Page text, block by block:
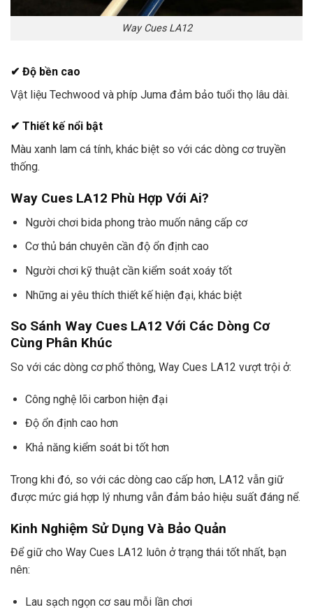
Way Cues LA12
✔ Độ bền cao
Vật liệu Techwood và phíp Juma đảm bảo tuổi thọ lâu dài.
✔ Thiết kế nổi bật
Màu xanh lam cá tính, khác biệt so với các dòng cơ truyền
thống.
Way Cues LA12 Phù Hợp Với Ai?
Người chơi bida phong trào muốn nâng cấp cơ
Cơ thủ bán chuyên cần độ ổn định cao
Người chơi kỹ thuật cần kiểm soát xoáy tốt
Những ai yêu thích thiết kế hiện đại, khác biệt
So Sánh Way Cues LA12 Với Các Dòng Cơ
Cùng Phân Khúc
So với các dòng cơ phổ thông, Way Cues LA12 vượt trội ở:
Công nghệ lõi carbon hiện đại
Độ ổn định cao hơn
Khả năng kiểm soát bi tốt hơn
Trong khi đó, so với các dòng cao cấp hơn, LA12 vẫn giữ
được mức giá hợp lý nhưng vẫn đảm bảo hiệu suất đáng nể.
Kinh Nghiệm Sử Dụng Và Bảo Quản
Để giữ cho Way Cues LA12 luôn ở trạng thái tốt nhất, bạn
nên:
Lau sạch ngọn cơ sau mỗi lần chơi